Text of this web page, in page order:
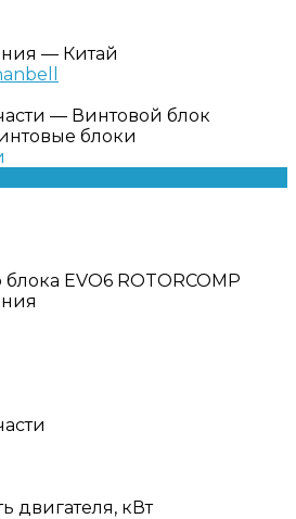
— Китай
— Винтовой блок
блоки
EVO6 ROTORCOMP
двигателя, кВт